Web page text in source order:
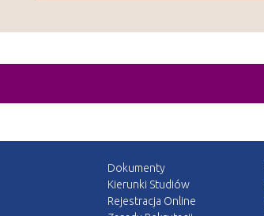
Dokumenty
Kierunki Studiów
Rejestracja Online